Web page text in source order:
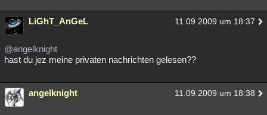
LiGhT_AnGeL 11.09.2009 um 18:37
@angelknight
hast du jez meine privaten nachrichten gelesen??
angelknight 11.09.2009 um 18:38